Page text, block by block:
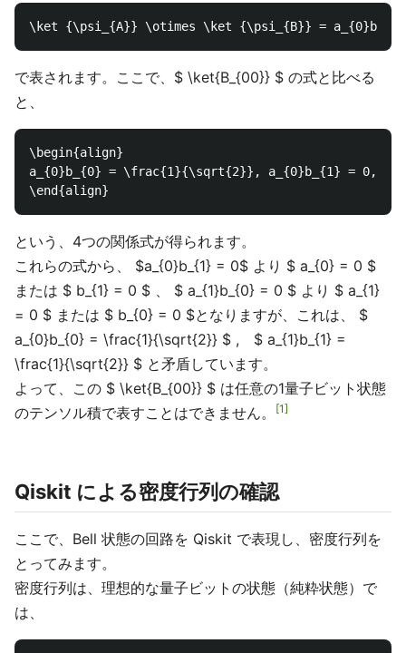
で表されます。ここで、$ \ket{B_{00}} $ の式と比べる
と、
\begin{align}
a_{0}b_{0} = \frac{1}{\sqrt{2}}, a_{0}b_{1} = 0,
という、4つの関係式が得られます。
これらの式から、 $a_{0}b_{1} = 0$ より $ a_{0} = 0 $
または $ b_{1} = 0 $ 、 $ a_{1}b_{0} = 0 $ より $ a_{1}
= 0 $ または $ b_{0} = 0 $となりますが、これは、 $
a_{0}b_{0} = \frac{1}{\sqrt{2}} $ , $ a_{1}b_{1} =
\frac{1}{\sqrt{2}} $ と矛盾しています。
よって、この $ \ket{B_{00}} $ は任意の1量子ビット状態
のテンソル積で表すことはできません。
1
Qiskit による密度行列の確認
ここで、Bell 状態の回路を Qiskit で表現し、密度行列を
とってみます。
密度行列は、理想的な量子ビットの状態（純粋状態）で
は、